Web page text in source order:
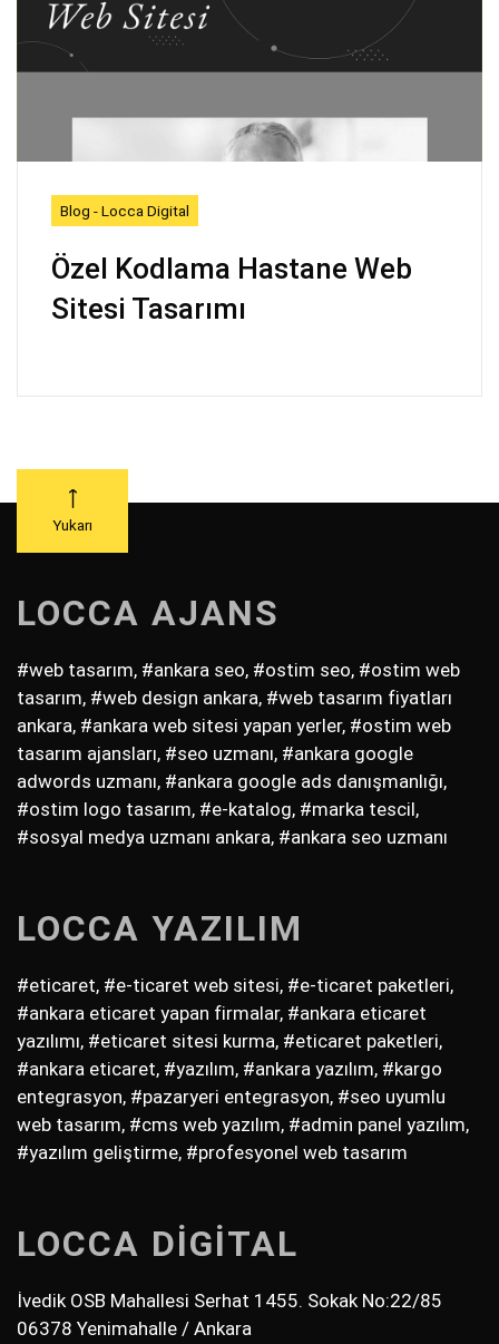
Blog - Locca Digital
Özel Kodlama Hastane Web
Sitesi Tasarımı
LOCCA AJANS
#web tasarım, #ankara seo, #ostim seo, #ostim web
tasarım, #web design ankara, #web tasarım fiyatları
ankara, #ankara web sitesi yapan yerler, #ostim web
tasarım ajansları, #seo uzmanı, #ankara google
adwords uzmanı, #ankara google ads danışmanlığı,
#ostim logo tasarım, #e-katalog, #marka tescil,
#sosyal medya uzmanı ankara, #ankara seo uzmanı
LOCCA YAZILIM
#eticaret, #e-ticaret web sitesi, #e-ticaret paketleri,
#ankara eticaret yapan firmalar, #ankara eticaret
yazılımı, #eticaret sitesi kurma, #eticaret paketleri,
#ankara eticaret, #yazılım, #ankara yazılım, #kargo
entegrasyon, #pazaryeri entegrasyon, #seo uyumlu
web tasarım, #cms web yazılım, #admin panel yazılım,
#yazılım geliştirme, #profesyonel web tasarım
LOCCA DİGİTAL
İvedik OSB Mahallesi Serhat 1455. Sokak No:22/85
06378 Yenimahalle / Ankara
Yukarı